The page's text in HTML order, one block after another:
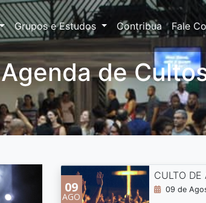
Grupos e Estudos Contribua Fale
Agenda de
09
AGO
CULTO DE
09 de